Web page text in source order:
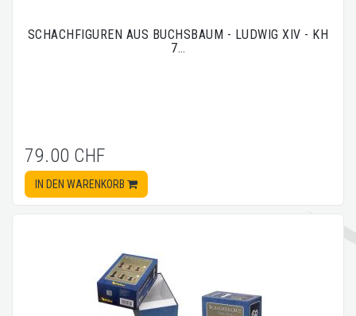
SCHACHFIGUREN AUS BUCHSBAUM - LUDWIG XIV - KH
7…
79.00 CHF
IN DEN WARENKORB